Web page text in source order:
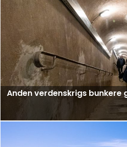
Anden verdenskrigs bunkere